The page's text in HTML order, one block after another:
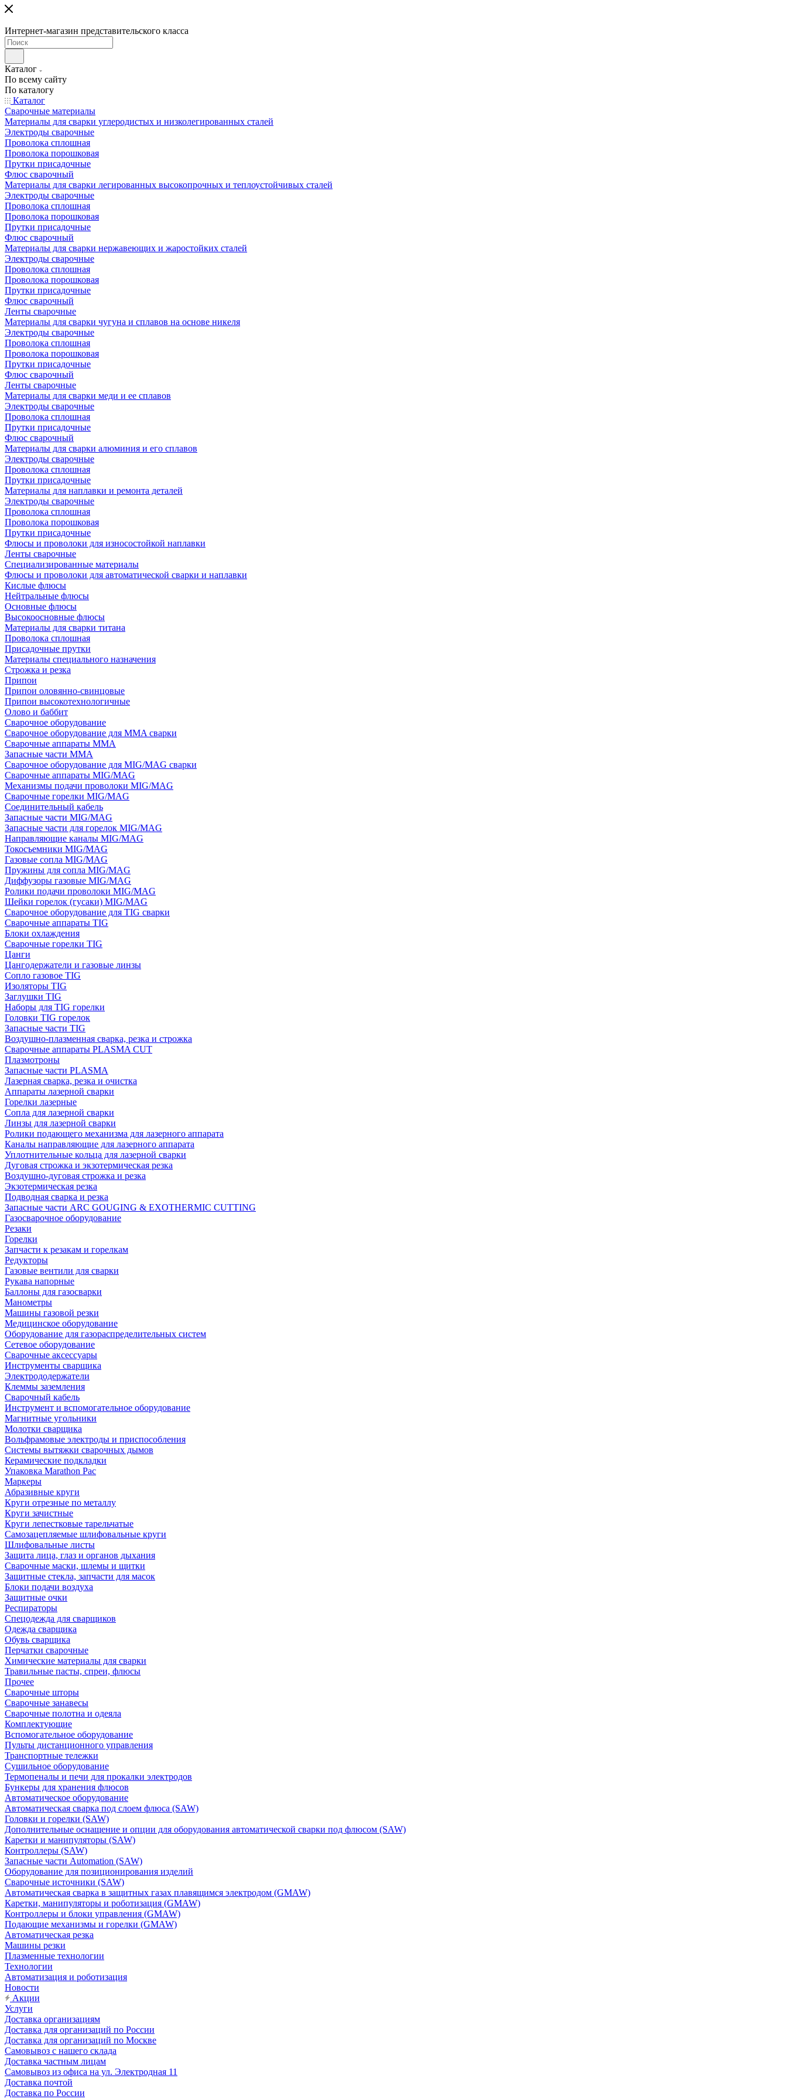
Интернет-магазин представительского класса
Каталог
По всему сайту
По каталогу
Каталог
Сварочные материалы
Материалы для сварки углеродистых и низколегированных сталей
Электроды сварочные
Проволока сплошная
Проволока порошковая
Прутки присадочные
Флюс сварочный
Материалы для сварки легированных высокопрочных и теплоустойчивых сталей
Электроды сварочные
Проволока сплошная
Проволока порошковая
Прутки присадочные
Флюс сварочный
Материалы для сварки нержавеющих и жаростойких сталей
Электроды сварочные
Проволока сплошная
Проволока порошковая
Прутки присадочные
Флюс сварочный
Ленты сварочные
Материалы для сварки чугуна и сплавов на основе никеля
Электроды сварочные
Проволока сплошная
Проволока порошковая
Прутки присадочные
Флюс сварочный
Ленты сварочные
Материалы для сварки меди и ее сплавов
Электроды сварочные
Проволока сплошная
Прутки присадочные
Флюс сварочный
Материалы для сварки алюминия и его сплавов
Электроды сварочные
Проволока сплошная
Прутки присадочные
Материалы для наплавки и ремонта деталей
Электроды сварочные
Проволока сплошная
Проволока порошковая
Прутки присадочные
Флюсы и проволоки для износостойкой наплавки
Ленты сварочные
Специализированные материалы
Флюсы и проволоки для автоматической сварки и наплавки
Кислые флюсы
Нейтральные флюсы
Основные флюсы
Высокоосновные флюсы
Материалы для сварки титана
Проволока сплошная
Присадочные прутки
Материалы специального назначения
Строжка и резка
Припои
Припои оловянно-свинцовые
Припои высокотехнологичные
Олово и баббит
Сварочное оборудование
Сварочное оборудование для MMA сварки
Сварочные аппараты MMA
Запасные части MMA
Сварочное оборудование для MIG/MAG сварки
Сварочные аппараты MIG/MAG
Механизмы подачи проволоки MIG/MAG
Сварочные горелки MIG/MAG
Соединительный кабель
Запасные части MIG/MAG
Запасные части для горелок MIG/MAG
Направляющие каналы MIG/MAG
Токосъемники MIG/MAG
Газовые сопла MIG/MAG
Пружины для сопла MIG/MAG
Диффузоры газовые MIG/MAG
Ролики подачи проволоки MIG/MAG
Шейки горелок (гусаки) MIG/MAG
Сварочное оборудование для TIG сварки
Сварочные аппараты TIG
Блоки охлаждения
Сварочные горелки TIG
Цанги
Цангодержатели и газовые линзы
Сопло газовое TIG
Изоляторы TIG
Заглушки TIG
Наборы для TIG горелки
Головки TIG горелок
Запасные части TIG
Воздушно-плазменная сварка, резка и строжка
Сварочные аппараты PLASMA CUT
Плазмотроны
Запасные части PLASMA
Лазерная сварка, резка и очистка
Аппараты лазерной сварки
Горелки лазерные
Сопла для лазерной сварки
Линзы для лазерной сварки
Ролики подающего механизма для лазерного аппарата
Каналы направляющие для лазерного аппарата
Уплотнительные кольца для лазерной сварки
Дуговая строжка и экзотермическая резка
Воздушно-дуговая строжка и резка
Экзотермическая резка
Подводная сварка и резка
Запасные части ARC GOUGING & EXOTHERMIC CUTTING
Газосварочное оборудование
Резаки
Горелки
Запчасти к резакам и горелкам
Редукторы
Газовые вентили для сварки
Рукава напорные
Баллоны для газосварки
Манометры
Машины газовой резки
Медицинское оборудование
Оборудование для газораспределительных систем
Сетевое оборудование
Сварочные аксессуары
Инструменты сварщика
Электрододержатели
Клеммы заземления
Сварочный кабель
Инструмент и вспомогательное оборудование
Магнитные угольники
Молотки сварщика
Вольфрамовые электроды и приспособления
Системы вытяжки сварочных дымов
Керамические подкладки
Упаковка Marathon Pac
Маркеры
Абразивные круги
Круги отрезные по металлу
Круги зачистные
Круги лепестковые тарельчатые
Самозацепляемые шлифовальные круги
Шлифовальные листы
Защита лица, глаз и органов дыхания
Сварочные маски, шлемы и щитки
Защитные стекла, запчасти для масок
Блоки подачи воздуха
Защитные очки
Респираторы
Спецодежда для сварщиков
Одежда сварщика
Обувь сварщика
Перчатки сварочные
Химические материалы для сварки
Травильные пасты, спреи, флюсы
Прочее
Сварочные шторы
Сварочные занавесы
Сварочные полотна и одеяла
Комплектующие
Вспомогательное оборудование
Пульты дистанционного управления
Транспортные тележки
Сушильное оборудование
Термопеналы и печи для прокалки электродов
Бункеры для хранения флюсов
Автоматическое оборудование
Автоматическая сварка под слоем флюса (SAW)
Головки и горелки (SAW)
Дополнительные оснащение и опции для оборудования автоматической сварки под флюсом (SAW)
Каретки и манипуляторы (SAW)
Контроллеры (SAW)
Запасные части Automation (SAW)
Оборудование для позиционирования изделий
Сварочные источники (SAW)
Автоматическая сварка в защитных газах плавящимся электродом (GMAW)
Каретки, манипуляторы и роботизация (GMAW)
Контроллеры и блоки управления (GMAW)
Подающие механизмы и горелки (GMAW)
Автоматическая резка
Машины резки
Плазменные технологии
Технологии
Автоматизация и роботизация
Новости
Акции
Услуги
Доставка организациям
Доставка для организаций по России
Доставка для организаций по Москве
Самовывоз с нашего склада
Доставка частным лицам
Самовывоз из офиса на ул. Электродная 11
Доставка почтой
Доставка по России